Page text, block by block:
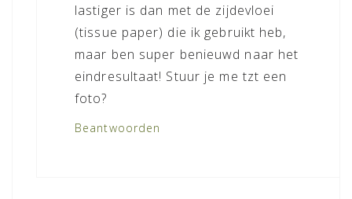
lastiger is dan met de zijdevloei
(tissue paper) die ik gebruikt heb,
maar ben super benieuwd naar het
eindresultaat! Stuur je me tzt een
foto?
Beantwoorden